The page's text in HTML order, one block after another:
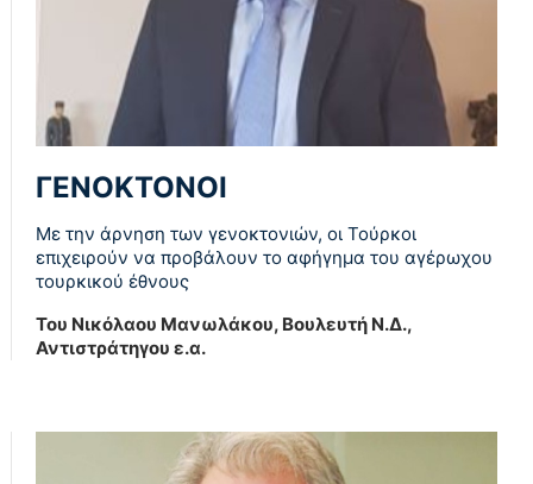
ΓΕΝΟΚΤΟΝΟΙ
Με την άρνηση των γενοκτονιών, οι Τούρκοι
επιχειρούν να προβάλουν το αφήγημα του αγέρωχου
τουρκικού έθνους
Του Νικόλαου Μανωλάκου, Βουλευτή Ν.Δ.,
Αντιστράτηγου ε.α.